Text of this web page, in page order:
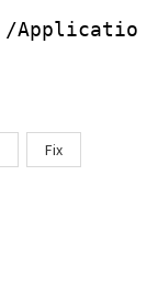
/
Fix